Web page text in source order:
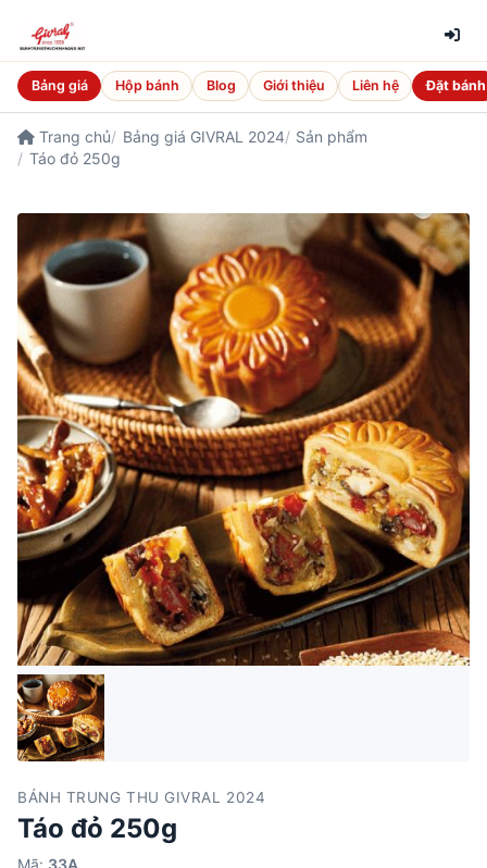
Bảng giá Hộp bánh Blog Giới thiệu Liên hệ Đặt bánh
Trang chủ Bảng giá GIVRAL 2024
Sản phẩm
Táo đỏ 250g
BÁNH TRUNG THU GIVRAL 2024
Táo đỏ 250g